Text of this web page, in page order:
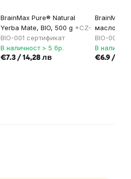
BrainMax Pure® Natural
Yerba Mate, BIO, 500 g *CZ-
BIO-001 сертификат
В наличност > 5 бр.
€7.3 / 14,28 лв
BrainMax
масло
BIO-001
В
€6.9 /